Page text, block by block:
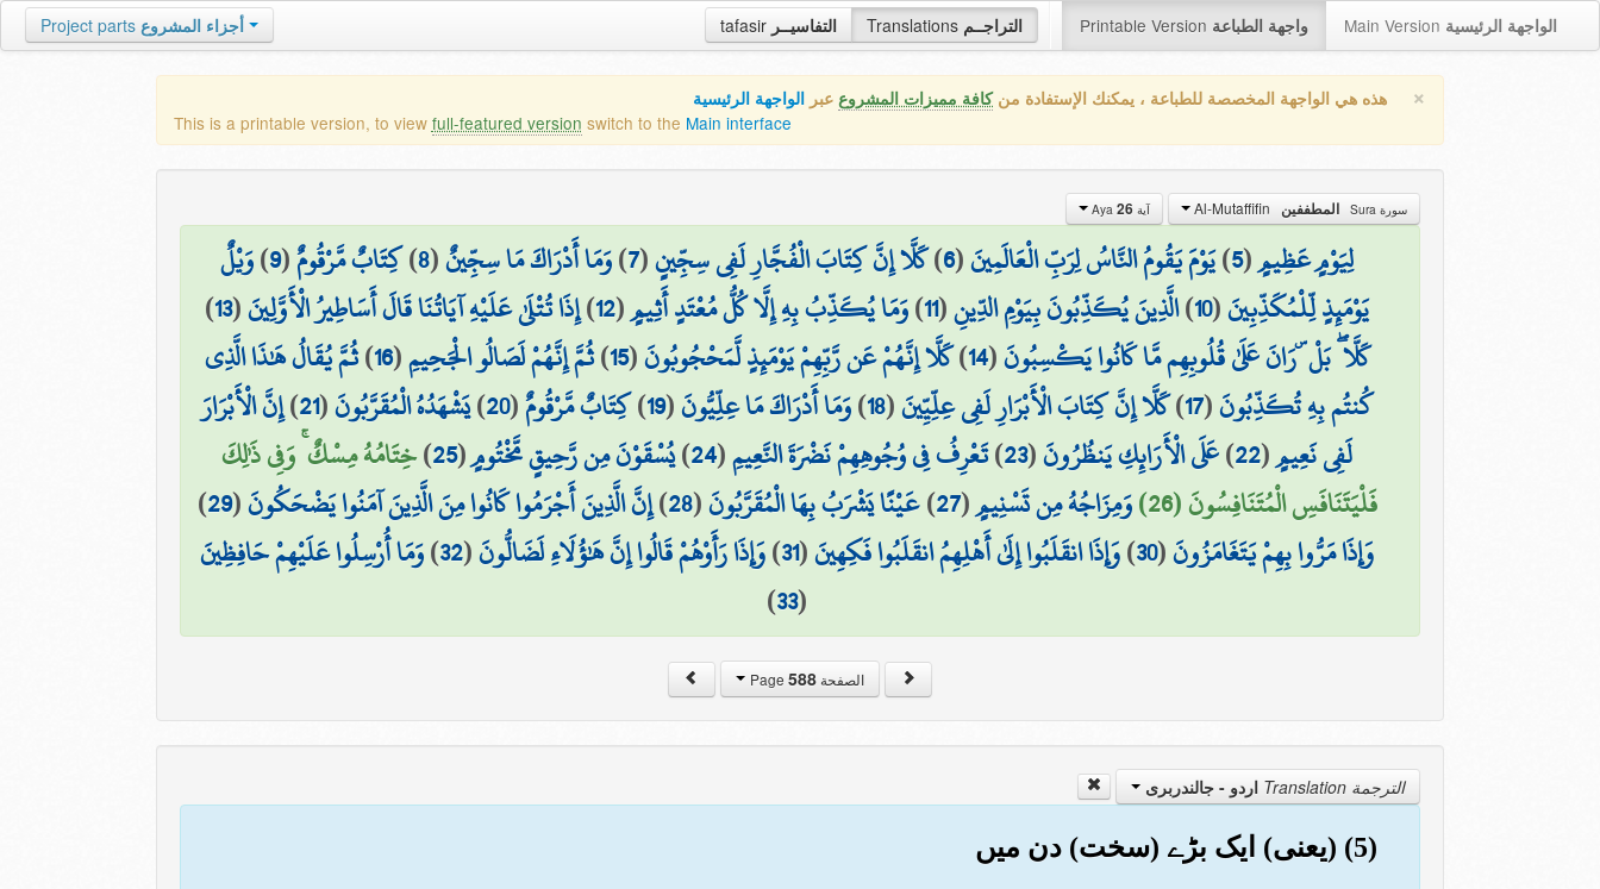
tafasir التفاسيــر Translations التراجــم Printable Version واجهة الطباعة Main Version الواجهة الرئيسية Project parts أجزاء المشروع
× هذه هي الواجهة المخصصة للطباعة ، يمكنك الإستفادة منكافة مميزات المشروع عبر الواجهة الرئيسية
This is a printable version, to view full-featured version switch to the Main interface
سورة Sura المطففين آية Aya 26
لِيَوْمٍ عَظِيمٍ(
5
)يَوْمَ يَقُومُ النَّاسُ لِرَبِّ الْعَالَمِينَ(
6
)كَلَّا إِنَّ كِتَابَ الْفُجَّارِ لَفِي سِجِّينٍ(
7
)وَمَا أَدْرَاكَ مَا سِجِّينٌ(
8
)كِتَابٌ مَّرْقُومٌ(
9
)وَيْلٌ
يَوْمَئِذٍ لِّلْمُكَذِّبِينَ(
10
)الَّذِينَ يُكَذِّبُونَ بِيَوْمِ الدِّينِ(
11
)وَمَا يُكَذِّبُ بِهِ إِلَّا كُلُّ مُعْتَدٍ أَثِيمٍ(
12
)إِذَا تُتْلَىٰ عَلَيْهِ آيَاتُنَا قَالَ أَسَاطِيرُ الْأَوَّلِينَ(
13
)
كَلَّا ۖ بَلْ ۜ رَانَ عَلَىٰ قُلُوبِهِم مَّا كَانُوا يَكْسِبُونَ(
14
)كَلَّا إِنَّهُمْ عَن رَّبِّهِمْ يَوْمَئِذٍ لَّمَحْجُوبُونَ(
15
)ثُمَّ إِنَّهُمْ لَصَالُو الْجَحِيمِ(
16
)ثُمَّ يُقَالُ هَٰذَا الَّذِي
كُنتُم بِهِ تُكَذِّبُونَ(
17
)كَلَّا إِنَّ كِتَابَ الْأَبْرَارِ لَفِي عِلِّيِّينَ(
18
)وَمَا أَدْرَاكَ مَا عِلِّيُّونَ(
19
)كِتَابٌ مَّرْقُومٌ(
20
)يَشْهَدُهُ الْمُقَرَّبُونَ(
21
)إِنَّ الْأَبْرَارَ
لَفِي نَعِيمٍ(
22
)عَلَى الْأَرَائِكِ يَنظُرُونَ(
23
)تَعْرِفُ فِي وُجُوهِهِمْ نَضْرَةَ النَّعِيمِ(
24
)يُسْقَوْنَ مِن رَّحِيقٍ مَّخْتُومٍ(
25
)خِتَامُهُ مِسْكٌ ۚ وَفِي ذَٰلِكَ
فَلْيَتَنَافَسِ الْمُتَنَافِسُونَ (26)
وَمِزَاجُهُ مِن تَسْنِيمٍ(
27
)عَيْنًا يَشْرَبُ بِهَا الْمُقَرَّبُونَ(
28
)إِنَّ الَّذِينَ أَجْرَمُوا كَانُوا مِنَ الَّذِينَ آمَنُوا يَضْحَكُونَ(
29
)
وَإِذَا مَرُّوا بِهِمْ يَتَغَامَزُونَ(
30
)وَإِذَا انقَلَبُوا إِلَىٰ أَهْلِهِمُ انقَلَبُوا فَكِهِينَ(
31
)وَإِذَا رَأَوْهُمْ قَالُوا إِنَّ هَٰؤُلَاءِ لَضَالُّونَ(
32
)وَمَا أُرْسِلُوا عَلَيْهِمْ حَافِظِينَ
(
33
)
الصفحة Page588
الترجمة Translation اردو - جالندربرى
(5) (یعنی) ایک بڑے (سخت) دن میں